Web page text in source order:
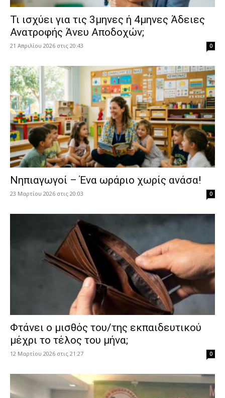
​Τι ισχύει για τις 3μηνες ή 4μηνες Άδειες
Ανατροφής Άνευ Αποδοχών;
21 Απριλίου 2026 στις 20:43 0
Νηπιαγωγοί – Ένα ωράριο χωρίς ανάσα!
23 Μαρτίου 2026 στις 20:03 0
Φτάνει ο μισθός του/της εκπαιδευτικού
μέχρι το τέλος του μήνα;
12 Μαρτίου 2026 στις 21:27 0